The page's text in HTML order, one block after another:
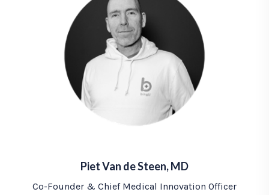
Piet Van de Steen, MD
Co-Founder & Chief Medical Innovation Officer